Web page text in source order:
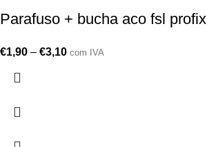
Parafuso + bucha aco fsl profix
€1,90 – €3,10 com IVA